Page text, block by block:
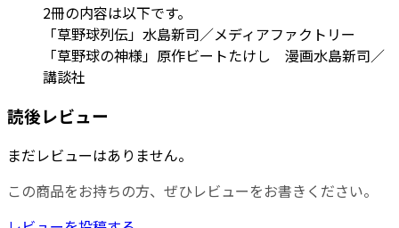
2冊の内容は以下です。
「草野球列伝」水島新司／メディアファクトリー
「草野球の神様」原作ビートたけし 漫画水島新司／
講談社
読後レビュー
まだレビューはありません。
この商品をお持ちの方、ぜひレビューをお書きください。